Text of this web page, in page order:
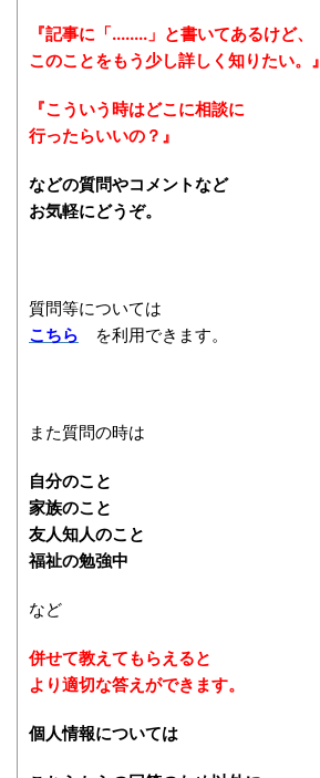
『記事に「........」と書いてあるけど、
このことをもう少し詳しく知りたい。』
『こういう時はどこに相談に
行ったらいいの？』
などの質問やコメントなど
お気軽にどうぞ。
質問等については
こちら を利用できます。
また質問の時は
自分のこと
家族のこと
友人知人のこと
福祉の勉強中
など
併せて教えてもらえると
より適切な答えができます。
個人情報については